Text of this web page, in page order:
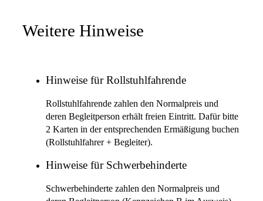
Weitere Hinweise
Hinweise für Rollstuhlfahrende
Rollstuhlfahrende zahlen den Normalpreis und
deren Begleitperson erhält freien Eintritt. Dafür bitte
2 Karten in der entsprechenden Ermäßigung buchen
(Rollstuhlfahrer + Begleiter).
Hinweise für Schwerbehinderte
Schwerbehinderte zahlen den Normalpreis und